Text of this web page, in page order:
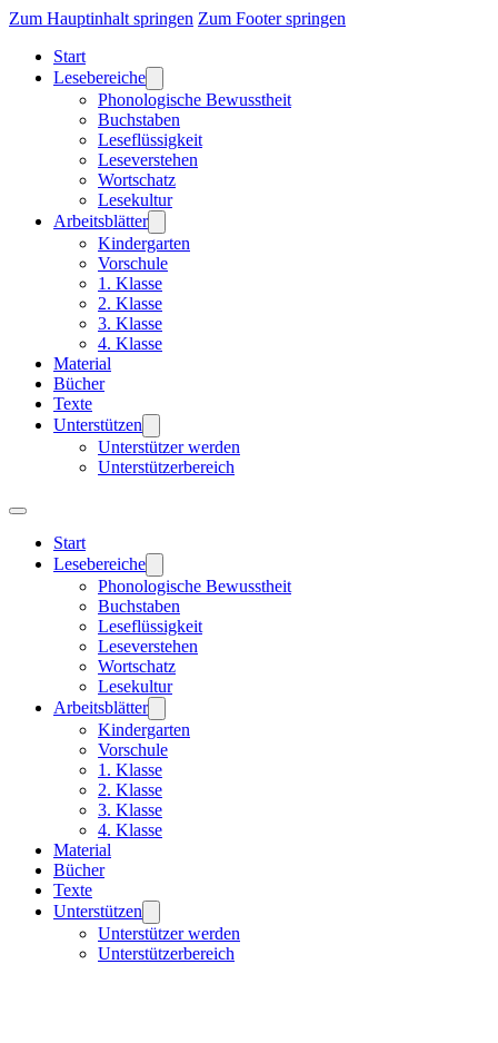
Zum Hauptinhalt springen Zum Footer springen
Start
Lesebereiche
Phonologische Bewusstheit
Buchstaben
Leseflüssigkeit
Leseverstehen
Wortschatz
Lesekultur
Arbeitsblätter
Kindergarten
Vorschule
1. Klasse
2. Klasse
3. Klasse
4. Klasse
Material
Bücher
Texte
Unterstützen
Unterstützer werden
Unterstützerbereich
Start
Lesebereiche
Phonologische Bewusstheit
Buchstaben
Leseflüssigkeit
Leseverstehen
Wortschatz
Lesekultur
Arbeitsblätter
Kindergarten
Vorschule
1. Klasse
2. Klasse
3. Klasse
4. Klasse
Material
Bücher
Texte
Unterstützen
Unterstützer werden
Unterstützerbereich